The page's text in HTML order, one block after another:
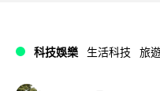
科技娛樂 生活科技 旅